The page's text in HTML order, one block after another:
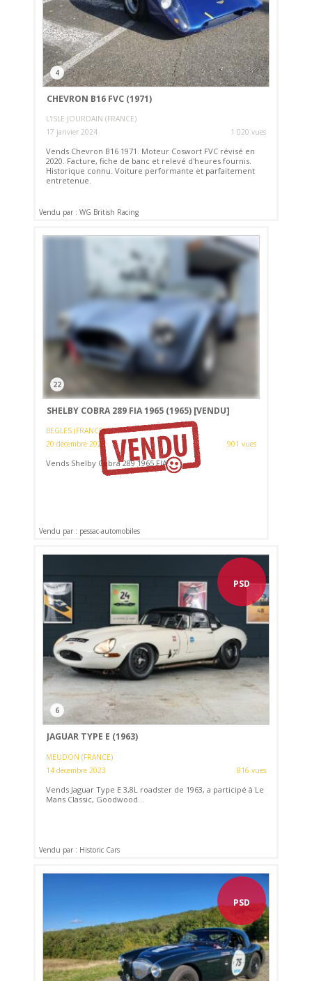
4
CHEVRON B16 FVC (1971)
L'ISLE JOURDAIN (FRANCE)
17 janvier 2024
1 020 vues
Vends Chevron B16 1971. Moteur Coswort FVC révisé en
2020. Facture, fiche de banc et relevé d'heures fournis.
Historique connu. Voiture performante et parfaitement
entretenue.
Vendu par : WG British Racing
22
SHELBY COBRA 289 FIA 1965 (1965) [VENDU]
BEGLES (FRANCE)
20 décembre 2023
901 vues
Vends Shelby Cobra 289 1965 FIA.
Vendu par : pessac-automobiles
PSD
6
JAGUAR TYPE E (1963)
MEUDON (FRANCE)
14 décembre 2023
816 vues
Vends Jaguar Type E 3,8L roadster de 1963, a participé à Le
Mans Classic, Goodwood...
Vendu par : Historic Cars
PSD